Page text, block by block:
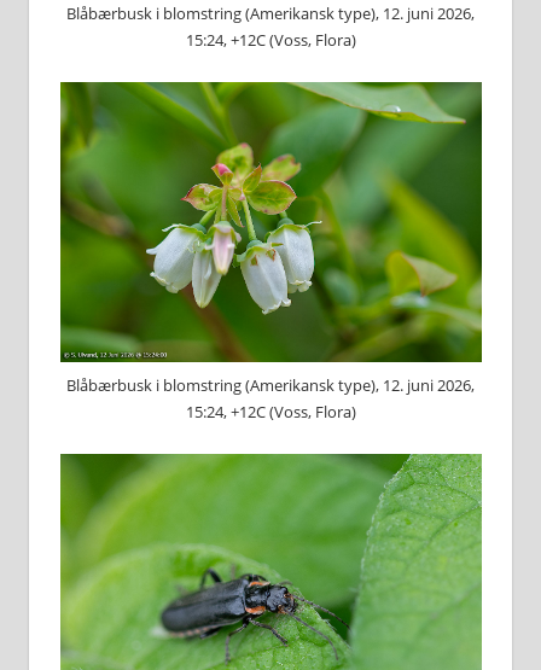
Blåbærbusk i blomstring (Amerikansk type), 12. juni 2026,
15:24, +12C (Voss, Flora)
Blåbærbusk i blomstring (Amerikansk type), 12. juni 2026,
15:24, +12C (Voss, Flora)